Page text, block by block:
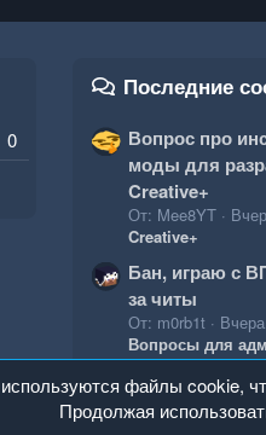
0
Последние
Вопрос про
моды для
Creative+
От: Mee8YT
Creative+
Бан, играю с
за читы
От: m0rb1t
Вопросы для
файлы cookie,
Продолжая